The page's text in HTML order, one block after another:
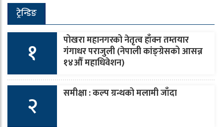
ट्रेन्डिङ
१ पोखरा महानगरको नेतृत्व हाँक्न तम्तयार
गंगाधर पराजुली (नेपाली कांङ्ग्रेसको आसन्न
१४औँ महाधिवेशन)
२ समीक्षा : कल्प ग्रन्थको मलामी जाँदा